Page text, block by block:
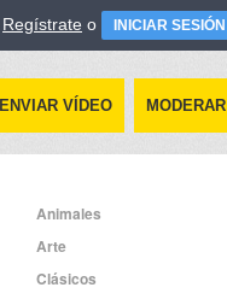
Regístrate o INICIAR SESIÓN
ENVIAR VÍDEO MODERAR
Animales
Arte
Clásicos